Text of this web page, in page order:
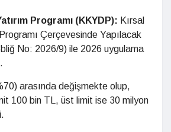
Programı (KKYDP): Kırsal
Çerçevesinde Yapılacak
No: 2026/9) ile 2026 uygulama
arasında değişmekte olup,
100 bin TL, üst limit ise 30 milyon